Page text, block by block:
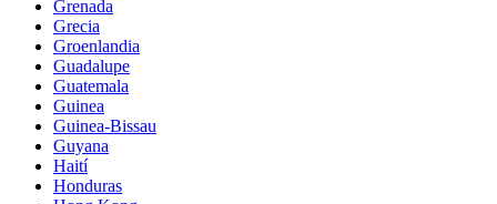
Grenada
Grecia
Groenlandia
Guadalupe
Guatemala
Guinea
Guinea-Bissau
Guyana
Haití
Honduras